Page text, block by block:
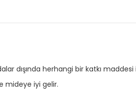
dışında herhangi bir katkı
mideye iyi gelir.